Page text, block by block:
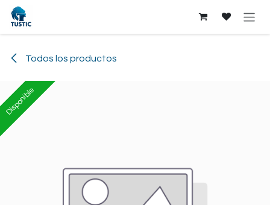
Ir al contenido
Todos los productos
Disponible
Disponible